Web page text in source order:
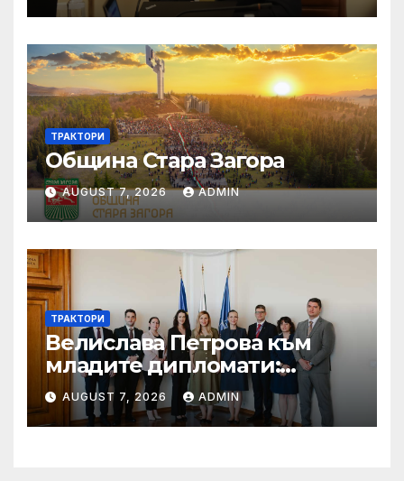
ТРАКТОРИ
Община Стара Загора
AUGUST 7, 2026 ADMIN
ТРАКТОРИ
Велислава Петрова към
младите дипломати:
Бъдете смели, уверени и
винаги отстоявайте
интересите на България
AUGUST 7, 2026 ADMIN